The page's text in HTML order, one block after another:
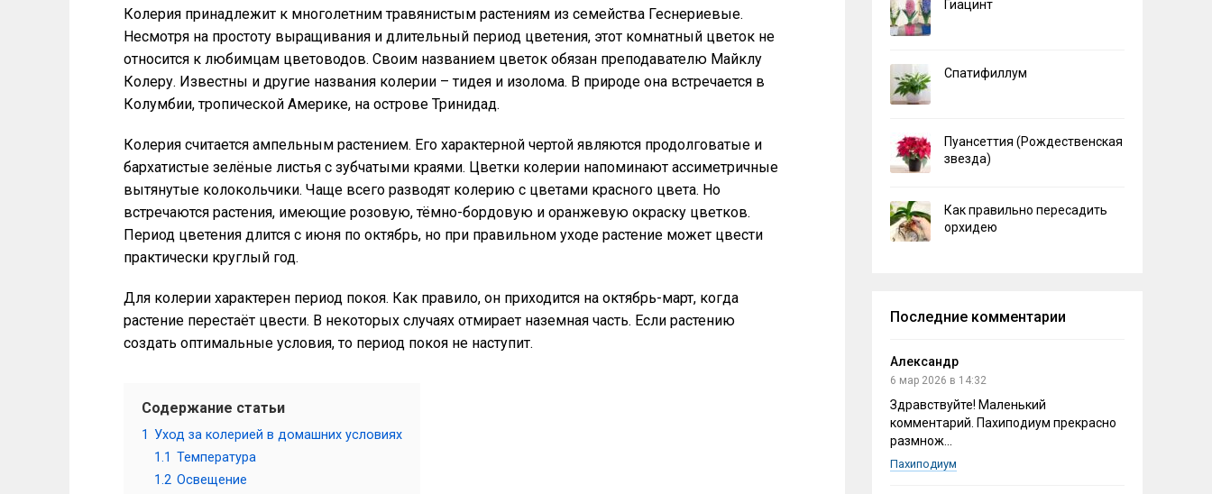
Колерия принадлежит к многолетним травянистым растениям из семейства Геснериевые.
Несмотря на простоту выращивания и длительный период цветения, этот комнатный цветок не
относится к любимцам цветоводов. Своим названием цветок обязан преподавателю Майклу
Колеру. Известны и другие названия колерии – тидея и изолома. В природе она встречается в
Колумбии, тропической Америке, на острове Тринидад.
Колерия считается ампельным растением. Его характерной чертой являются продолговатые и
бархатистые зелёные листья с зубчатыми краями. Цветки колерии напоминают ассиметричные
вытянутые колокольчики. Чаще всего разводят колерию с цветами красного цвета. Но
встречаются растения, имеющие розовую, тёмно-бордовую и оранжевую окраску цветков.
Период цветения длится с июня по октябрь, но при правильном уходе растение может цвести
практически круглый год.
Для колерии характерен период покоя. Как правило, он приходится на октябрь-март, когда
растение перестаёт цвести. В некоторых случаях отмирает наземная часть. Если растению
создать оптимальные условия, то период покоя не наступит.
Содержание статьи
1 Уход за колерией в домашних условиях
1.1 Температура
1.2 Освещение
Гиацинт
Спатифиллум
Пуансеттия (Рождественская
звезда)
Как правильно пересадить
орхидею
Последние комментарии
Александр
6 мар 2026 в 14:32
Здравствуйте! Маленький
комментарий. Пахиподиум прекрасно
размнож...
Пахиподиум